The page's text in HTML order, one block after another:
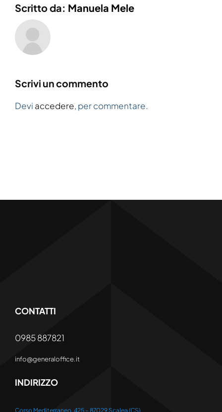
Scritto da: Manuela Mele
Scrivi un commento
Devi accedere, per commentare.
CONTATTI
0985 887821
info@generaloffice.it
INDIRIZZO
Corso Mediterraneo, 425 – 87029 Scalea (CS)